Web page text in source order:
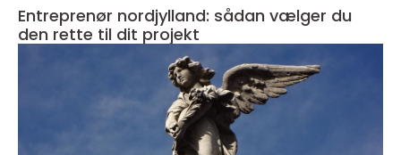
Entreprenør nordjylland: sådan vælger du
den rette til dit projekt